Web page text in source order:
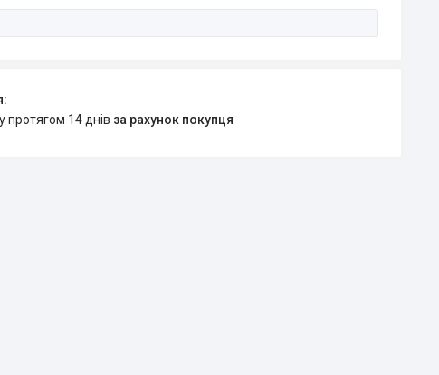
протягом 14 днів за рахунок покупця